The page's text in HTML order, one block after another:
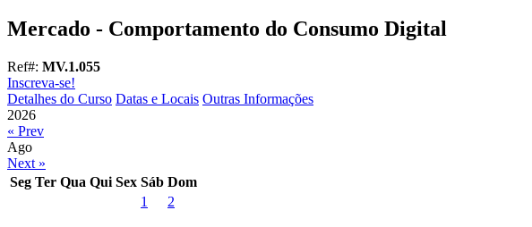
Mercado - Comportamento do Consumo Digital
Ref#: MV.1.055
Inscreva-se!
Detalhes do Curso Datas e Locais Outras Informações
2026
« Prev
Ago
Next »
Seg Ter Qua Qui Sex Sáb Dom
1
2